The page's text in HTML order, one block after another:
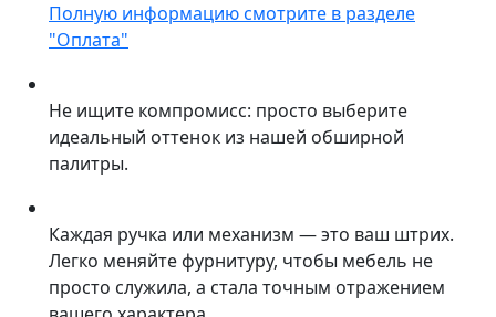
Полную информацию смотрите в разделе
"Оплата"
Не ищите компромисс: просто выберите
идеальный оттенок из нашей обширной
палитры.
Каждая ручка или механизм — это ваш штрих.
Легко меняйте фурнитуру, чтобы мебель не
просто служила, а стала точным отражением